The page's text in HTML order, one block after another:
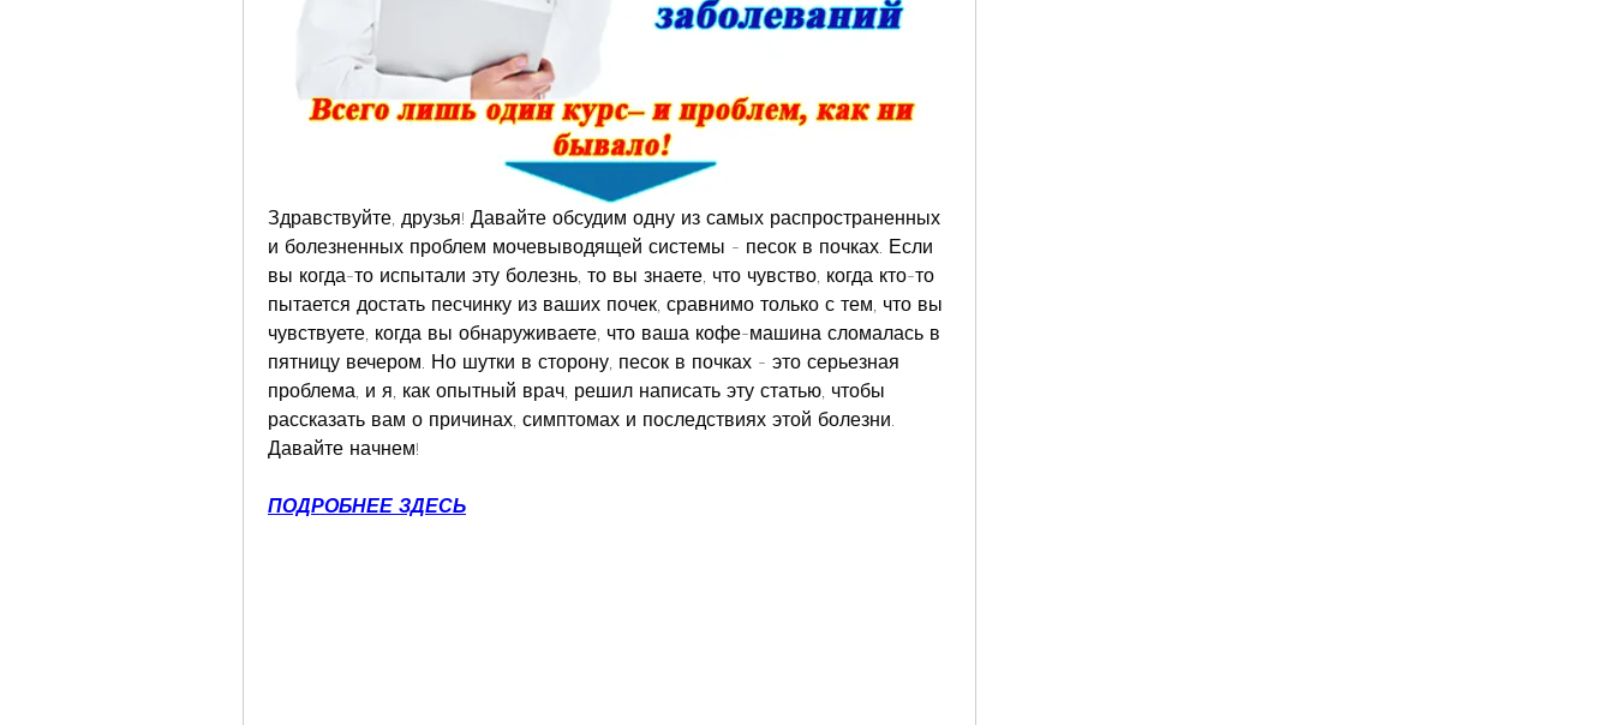
Здравствуйте, друзья! Давайте обсудим одну из самых распространенных
и болезненных проблем мочевыводящей системы - песок в почках. Если
вы когда-то испытали эту болезнь, то вы знаете, что чувство, когда кто-то
пытается достать песчинку из ваших почек, сравнимо только с тем, что вы
чувствуете, когда вы обнаруживаете, что ваша кофе-машина сломалась в
пятницу вечером. Но шутки в сторону, песок в почках - это серьезная
проблема, и я, как опытный врач, решил написать эту статью, чтобы
рассказать вам о причинах, симптомах и последствиях этой болезни.
Давайте начнем!
ПОДРОБНЕЕ ЗДЕСЬ